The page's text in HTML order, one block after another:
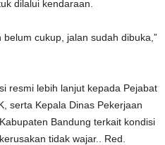
dilalui kendaraan.
cukup, jalan sudah dibuka,”
resmi lebih lanjut kepada Pejabat
serta Kepala Dinas Pekerjaan
Bandung terkait kondisi
tidak wajar.. Red.